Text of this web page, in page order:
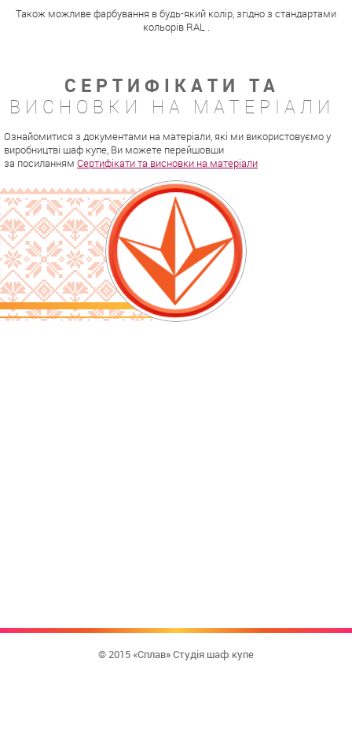
Також можливе фарбування в будь-який колір, згідно з стандартами
кольорів RAL .
СЕРТИФІКАТИ ТА
ВИСНОВКИ НА МАТЕРІАЛИ
Ознайомитися з документами на матеріали, які ми використовуємо у
виробництві шаф купе, Ви можете перейшовши
за посиланням Сертифікати та висновки на матеріали
© 2015 «Сплав» Студія шаф купе